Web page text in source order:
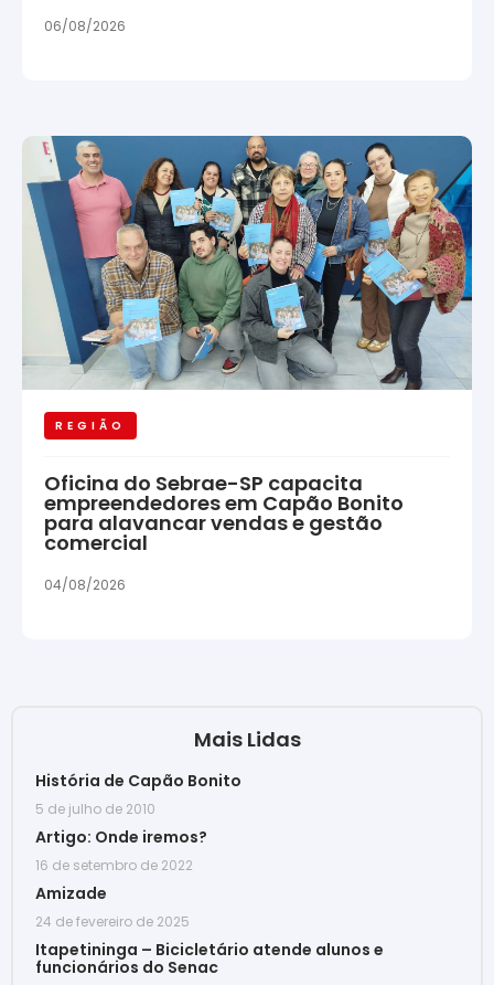
06/08/2026
REGIÃO
Oficina do Sebrae-SP capacita
empreendedores em Capão Bonito
para alavancar vendas e gestão
comercial
04/08/2026
Mais Lidas
História de Capão Bonito
5 de julho de 2010
Artigo: Onde iremos?
16 de setembro de 2022
Amizade
24 de fevereiro de 2025
Itapetininga – Bicicletário atende alunos e
funcionários do Senac